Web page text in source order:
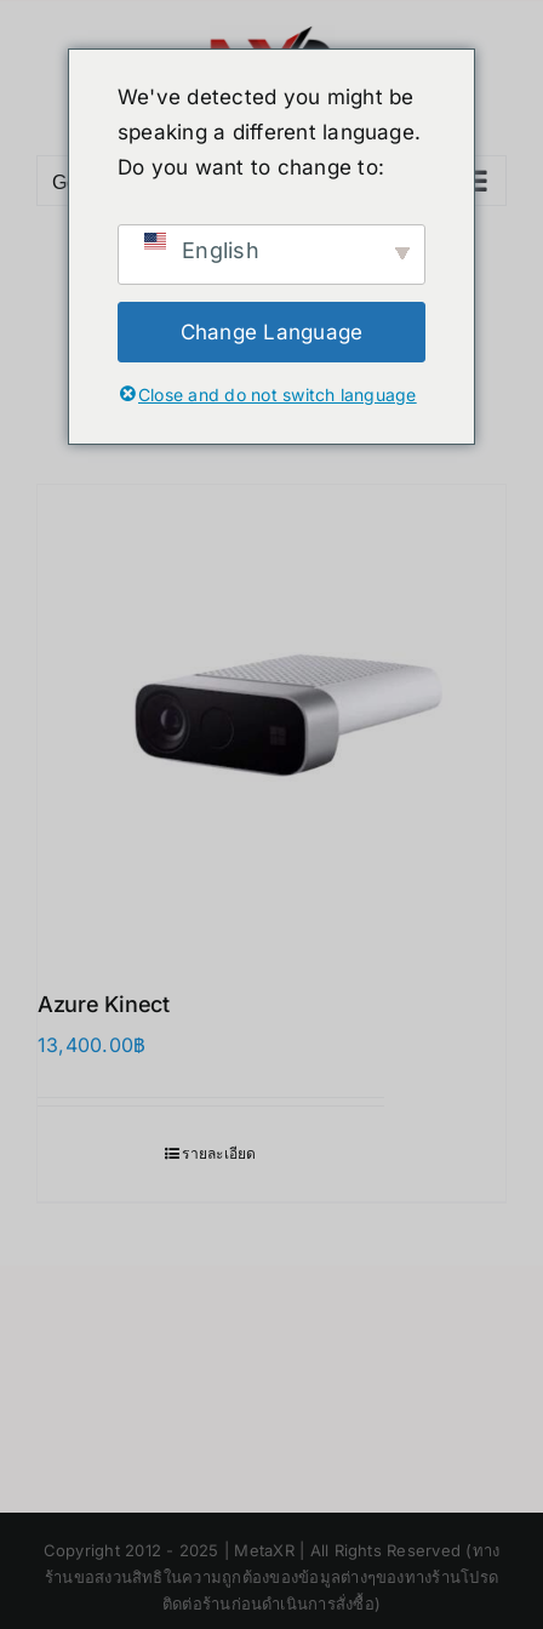
Go to...
Sort byPrice
Show12 Products
Azure Kinect
13,400.00฿
รายละเอียด
Copyright 2012 - 2025 | MetaXR | All Rights Reserved (ทาง
ร้านขอสงวนสิทธิในความถูกต้องของข้อมูลต่างๆของทางร้านโปรด
ติดต่อร้านก่อนดำเนินการสั่งซื้อ)
We've detected you might be
speaking a different language.
Do you want to change to:
English
Change Language
Close and do not switch language
Chinese